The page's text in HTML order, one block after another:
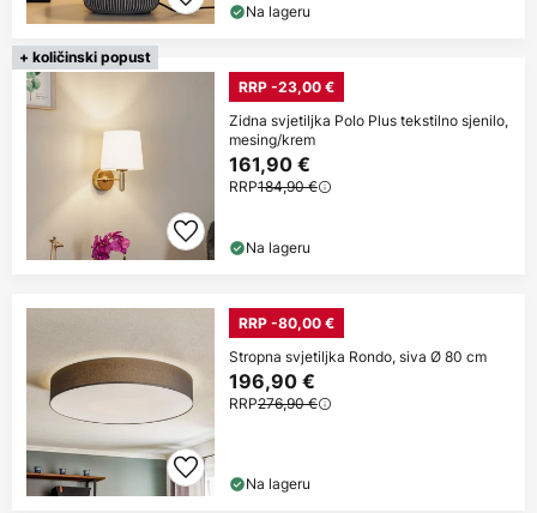
Na lageru
+ količinski popust
RRP -23,00 €
Zidna svjetiljka Polo Plus tekstilno sjenilo,
mesing/krem
161,90 €
RRP184,90 €
Na lageru
RRP -80,00 €
Stropna svjetiljka Rondo, siva Ø 80 cm
196,90 €
RRP276,90 €
Na lageru